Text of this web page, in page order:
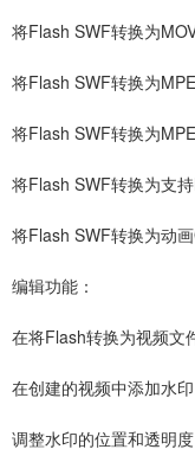
将Flash SWF转换为
将Flash SWF转换为
将Flash SWF转换为
将Flash SWF转换为支
将Flash SWF转换为动
编辑功能：
在将Flash转换为视频文
在创建的视频中添加水
调整水印的位置和透明度